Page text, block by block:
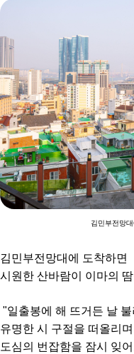
김민부전망
김민부전망대에 도착하면
시원한 산바람이 이마의
"일출봉에 해 뜨거든 날
유명한 시 구절을 떠올리며
도심의 번잡함을 잠시 잊